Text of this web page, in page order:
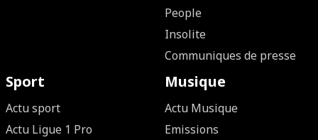
People
Insolite
Communiques de presse
Sport
Actu sport
Actu Ligue 1 Pro
Musique
Actu Musique
Emissions